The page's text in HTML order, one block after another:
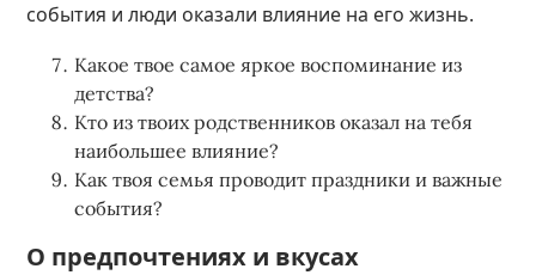
события и люди оказали влияние на его жизнь.
Какое твое самое яркое воспоминание из
детства?
Кто из твоих родственников оказал на тебя
наибольшее влияние?
Как твоя семья проводит праздники и важные
события?
О предпочтениях и вкусах